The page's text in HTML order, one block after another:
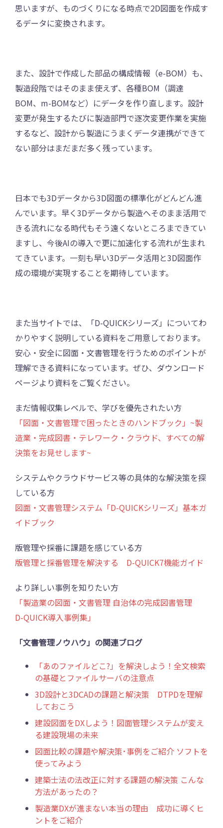
思いますが、ものづくりになる時点で2D図面を作成す
るデータに変換されます。
また、設計で作成した部品の構成情報（e-BOM）も、
製造段階ではそのまま使えず、各種BOM（調達
BOM、m-BOMなど）にデータを作り直します。設計
変更が発生するたびに製造部門で逐次変更作業を実施
するなど、設計から製造にうまくデータ連携ができて
ない部分はまだまだ多く残っています。
日本でも3Dデータから3D図面の標準化がどんどん進
んでいます。早く3Dデータから製造へそのまま活用で
きる流れになる時代もそう遠くないところまできてい
ますし、今後AIの導入で更に加速化する流れが生まれ
てきています。一刻も早い3Dデータ活用と3D図面作
成の環境が実現することを期待しています。
また当サイトでは、「D-QUICKシリーズ」についてわ
かりやすく説明している資料をご用意しております。
安心・安全に図面・文書管理を行うためのポイントが
理解できる資料になっています。ぜひ、ダウンロード
ページより資料をご覧ください。
まだ情報収集レベルで、学びを優先されたい方
「図面・文書管理で困ったときのハンドブック」~製
造業・完成図書・テレワーク・クラウド、すべての解
決策をお見せします~
システムやクラウドサービス等の具体的な解決策を探
している方
図面・文書管理システム「D-QUICKシリーズ」基本ガ
イドブック
版管理や採番に課題を感じている方
版管理と採番管理を解決する D-QUICK7機能ガイド
より詳しい事例を知りたい方
「製造業の図面・文書管理 自治体の完成図書管理
D-QUICK導入事例集」
「文書管理ノウハウ」の関連ブログ
「あのファイルどこ?」を解決しよう！全文検索
の基礎とファイルサーバの注意点
3D設計と3DCADの課題と解決策 DTPDを理解
しておこう
建設図面をDXしよう！図面管理システムが変え
る建設現場の未来
図面比較の課題や解決策･事例をご紹介 ソフトを
使ってみよう
建築士法の法改正に対する課題の解決策 こんな
方法があったの？
製造業DXが進まない本当の理由 成功に導くヒ
ントをご紹介